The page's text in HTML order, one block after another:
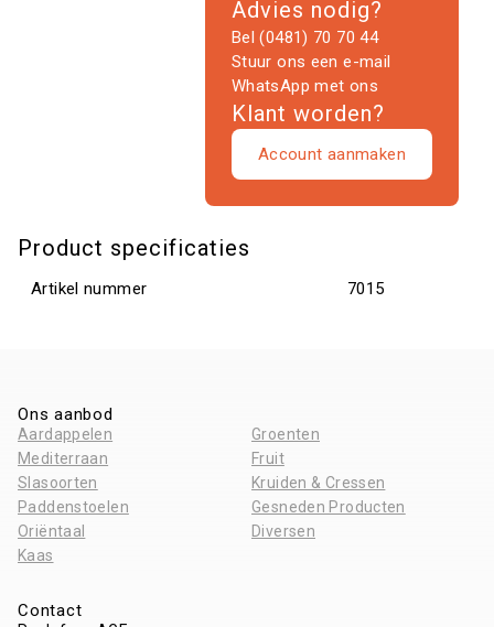
Advies nodig?
Bel (0481) 70 70 44
Stuur ons een e-mail
WhatsApp met ons
Klant worden?
Account aanmaken
Product specificaties
Artikel nummer 7015
Ons aanbod
Aardappelen
Groenten
Mediterraan
Fruit
Slasoorten
Kruiden & Cressen
Paddenstoelen
Gesneden Producten
Oriëntaal
Diversen
Kaas
Contact